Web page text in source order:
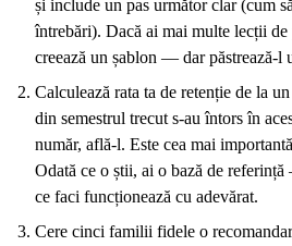
și include un pas următor clar (cum
întrebări). Dacă ai mai multe lecții de
creează un șablon — dar păstrează-l
Calculează rata ta de retenție de la
din semestrul trecut s-au întors în
număr, află-l. Este cea mai
Odată ce o știi, ai o bază de
ce faci funcționează cu adevărat.
Cere cinci familii fidele o